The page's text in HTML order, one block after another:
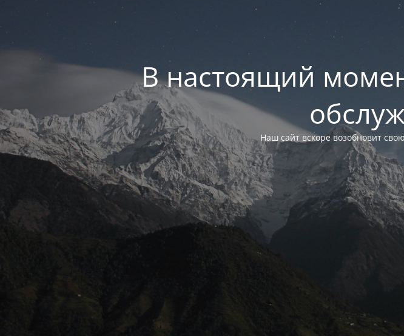
В настоящий
Наш сайт вскоре возобновит